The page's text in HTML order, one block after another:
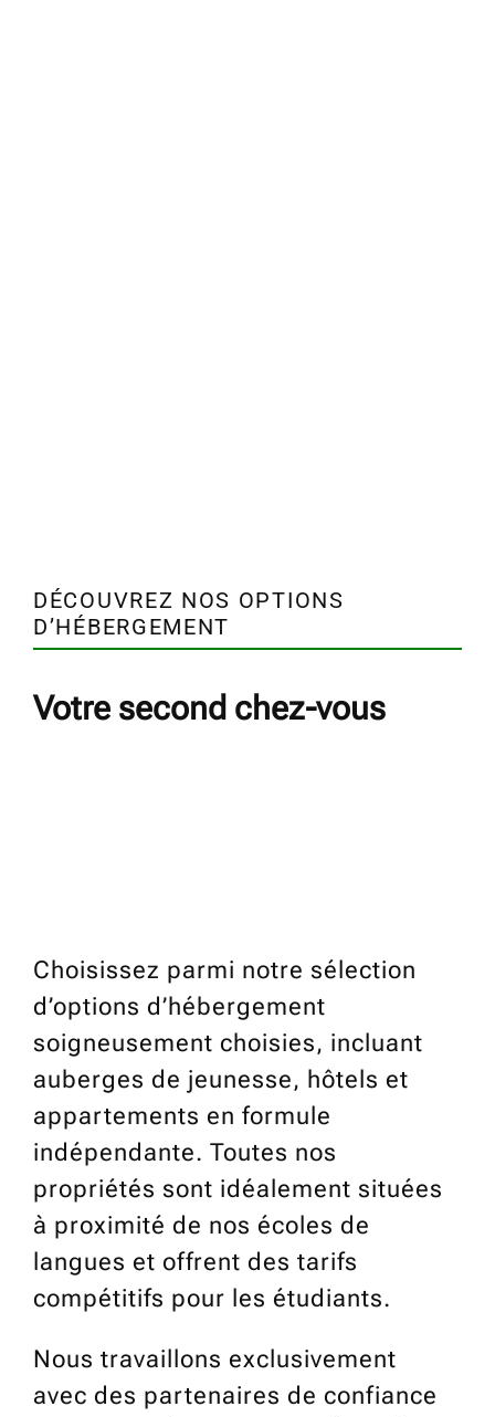
DÉCOUVREZ NOS OPTIONS
D’HÉBERGEMENT
Votre second chez-vous
Choisissez parmi notre sélection
d’options d’hébergement
soigneusement choisies, incluant
auberges de jeunesse, hôtels et
appartements en formule
indépendante. Toutes nos
propriétés sont idéalement situées
à proximité de nos écoles de
langues et offrent des tarifs
compétitifs pour les étudiants.
Nous travaillons exclusivement
avec des partenaires de confiance